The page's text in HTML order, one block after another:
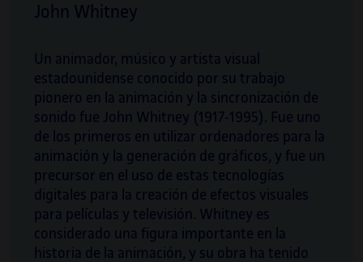
John Whitney
Un animador, músico y artista visual
estadounidense conocido por su trabajo
pionero en la animación y la sincronización de
sonido fue John Whitney (1917-1995). Fue uno
de los primeros en utilizar ordenadores para la
animación y la generación de gráficos, y fue un
precursor en el uso de estas tecnologías
digitales para la creación de efectos visuales
para películas y televisión. Whitney es
considerado una figura importante en la
historia de la animación, y su obra ha tenido